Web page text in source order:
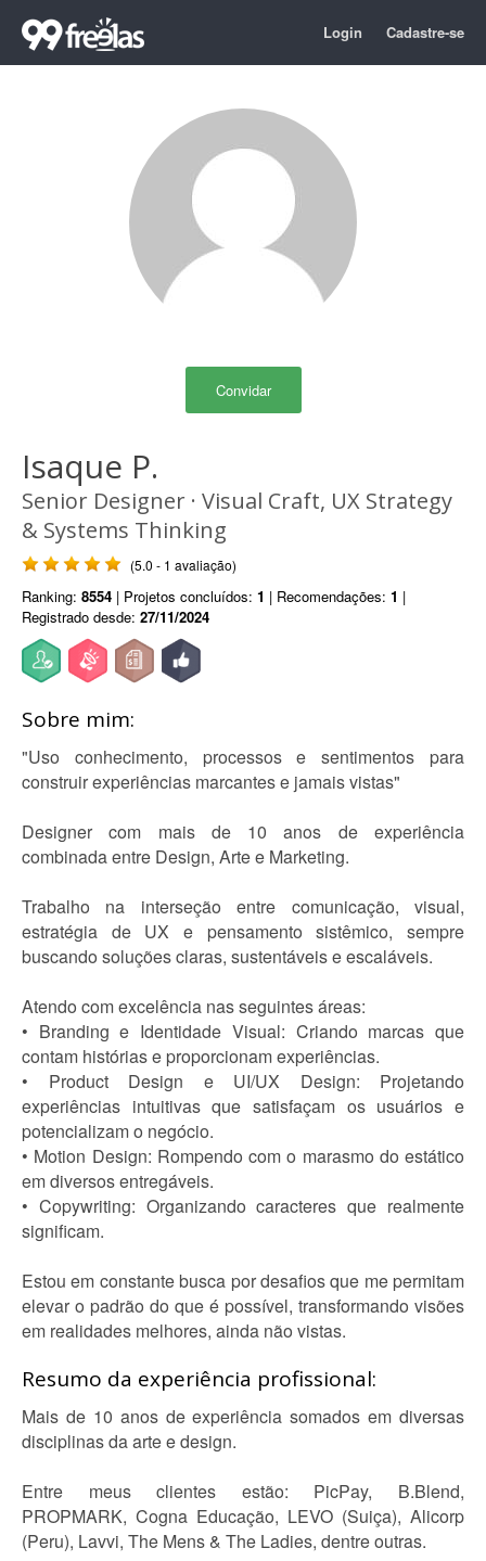
Login Cadastre-se
Convidar
Isaque P.
Senior Designer · Visual Craft, UX Strategy
& Systems Thinking
(5.0 - 1 avaliação)
Ranking: 8554 | Projetos concluídos: 1 | Recomendações: 1 |
Registrado desde: 27/11/2024
Sobre mim:
"Uso conhecimento, processos e sentimentos para
construir experiências marcantes e jamais vistas"
Designer com mais de 10 anos de experiência
combinada entre Design, Arte e Marketing.
Trabalho na interseção entre comunicação, visual,
estratégia de UX e pensamento sistêmico, sempre
buscando soluções claras, sustentáveis e escaláveis.
Atendo com excelência nas seguintes áreas:
• Branding e Identidade Visual: Criando marcas que
contam histórias e proporcionam experiências.
• Product Design e UI/UX Design: Projetando
experiências intuitivas que satisfaçam os usuários e
potencializam o negócio.
• Motion Design: Rompendo com o marasmo do estático
em diversos entregáveis.
• Copywriting: Organizando caracteres que realmente
significam.
Estou em constante busca por desafios que me permitam
elevar o padrão do que é possível, transformando visões
em realidades melhores, ainda não vistas.
Resumo da experiência profissional:
Mais de 10 anos de experiência somados em diversas
disciplinas da arte e design.
Entre meus clientes estão: PicPay, B.Blend,
PROPMARK, Cogna Educação, LEVO (Suiça), Alicorp
(Peru), Lavvi, The Mens & The Ladies, dentre outras.